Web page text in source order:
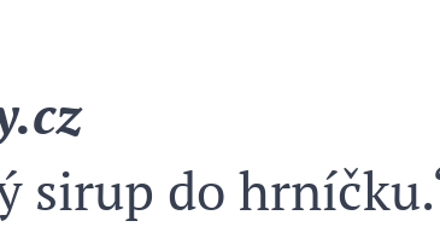
sirup do